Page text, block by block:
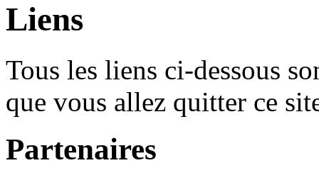
Liens
Tous les liens ci-dessous
que vous allez quitter ce
Partenaires